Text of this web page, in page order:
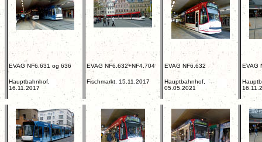
EVAG NF6.631 og 636
Hauptbahnhof,
16.11.2017
EVAG NF6.632+NF4.704
Fischmarkt, 15.11.2017
EVAG NF6.632
Hauptbahnhof,
05.05.2021
EVAG